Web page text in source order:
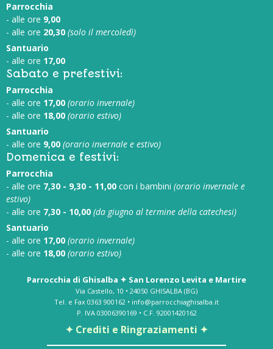
Parrocchia
- alle ore 9,00
- alle ore 20,30 (solo il mercoledì)
Santuario
- alle ore 17,00
Sabato e prefestivi:
Parrocchia
- alle ore 17,00 (orario invernale)
- alle ore 18,00 (orario estivo)
Santuario
- alle ore 9,00 (orario invernale e estivo)
Domenica e festivi:
Parrocchia
- alle ore 7,30 - 9,30 - 11,00 con i bambini (orario invernale e
estivo)
- alle ore 7,30 - 10,00 (da giugno al termine della catechesi)
Santuario
- alle ore 17,00 (orario invernale)
- alle ore 18,00 (orario estivo)
Parrocchia di Ghisalba ✦ San Lorenzo Levita e Martire
Via Castello, 10 • 24050 GHISALBA (BG)
Tel. e Fax 0363 900162 • info@parrocchiaghisalba.it
P. IVA 03006390169 • C.F. 92001420162
✦ Crediti e Ringraziamenti ✦